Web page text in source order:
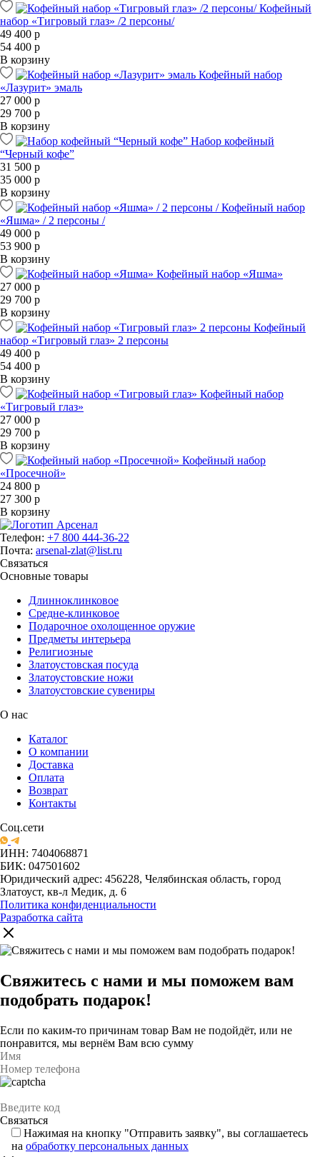
Кофейный
набор «Тигровый глаз» /2 персоны/
49 400 р
54 400 р
В корзину
Кофейный набор
«Лазурит» эмаль
27 000 р
29 700 р
В корзину
Набор кофейный
“Черный кофе”
31 500 р
35 000 р
В корзину
Кофейный набор
«Яшма» / 2 персоны /
49 000 р
53 900 р
В корзину
Кофейный набор «Яшма»
27 000 р
29 700 р
В корзину
Кофейный
набор «Тигровый глаз» 2 персоны
49 400 р
54 400 р
В корзину
Кофейный набор
«Тигровый глаз»
27 000 р
29 700 р
В корзину
Кофейный набор
«Просечной»
24 800 р
27 300 р
В корзину
Телефон: +7 800 444-36-22
Почта: arsenal-zlat@list.ru
Связаться
Основные товары
Длинноклинковое
Средне-клинковое
Подарочное охолощенное оружие
Предметы интерьера
Религиозные
Златоустовская посуда
Златоустовские ножи
Златоустовские сувениры
О нас
Каталог
О компании
Доставка
Оплата
Возврат
Контакты
Соц.сети
ИНН: 7404068871
БИК: 047501602
Юридический адрес: 456228, Челябинская область, город
Златоуст, кв-л Медик, д. 6
Политика конфиденциальности
Разработка сайта
Свяжитесь с нами и мы поможем вам
подобрать подарок!
Если по каким-то причинам товар Вам не подойдёт, или не
понравится, мы вернём Вам всю сумму
Нажимая на кнопку "Отправить заявку", вы соглашаетесь
на обработку персональных данных